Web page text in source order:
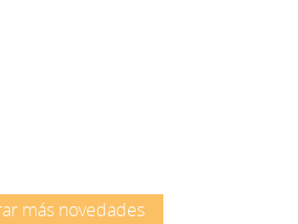
más novedades